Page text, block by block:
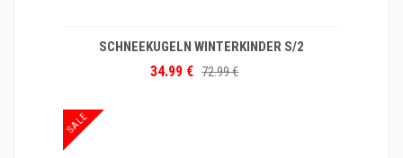
SCHNEEKUGELN WINTERKINDER S/2
34.99 € 72.99 €
SALE